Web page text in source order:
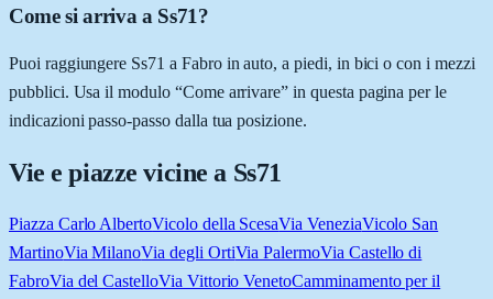
Come si arriva a Ss71?
Puoi raggiungere Ss71 a Fabro in auto, a piedi, in bici o con i mezzi
pubblici. Usa il modulo “Come arrivare” in questa pagina per le
indicazioni passo-passo dalla tua posizione.
Vie e piazze vicine a Ss71
Piazza Carlo AlbertoVicolo della ScesaVia VeneziaVicolo San
MartinoVia MilanoVia degli OrtiVia PalermoVia Castello di
FabroVia del CastelloVia Vittorio VenetoCamminamento per il